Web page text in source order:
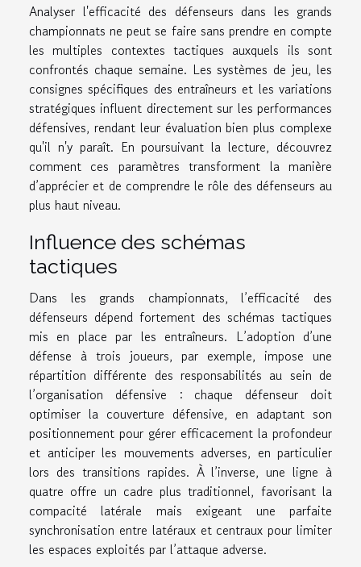
Analyser l'efficacité des défenseurs dans les grands
championnats ne peut se faire sans prendre en compte
les multiples contextes tactiques auxquels ils sont
confrontés chaque semaine. Les systèmes de jeu, les
consignes spécifiques des entraîneurs et les variations
stratégiques influent directement sur les performances
défensives, rendant leur évaluation bien plus complexe
qu'il n'y paraît. En poursuivant la lecture, découvrez
comment ces paramètres transforment la manière
d’apprécier et de comprendre le rôle des défenseurs au
plus haut niveau.
Influence des schémas
tactiques
Dans les grands championnats, l’efficacité des
défenseurs dépend fortement des schémas tactiques
mis en place par les entraîneurs. L’adoption d’une
défense à trois joueurs, par exemple, impose une
répartition différente des responsabilités au sein de
l’organisation défensive : chaque défenseur doit
optimiser la couverture défensive, en adaptant son
positionnement pour gérer efficacement la profondeur
et anticiper les mouvements adverses, en particulier
lors des transitions rapides. À l’inverse, une ligne à
quatre offre un cadre plus traditionnel, favorisant la
compacité latérale mais exigeant une parfaite
synchronisation entre latéraux et centraux pour limiter
les espaces exploités par l’attaque adverse.